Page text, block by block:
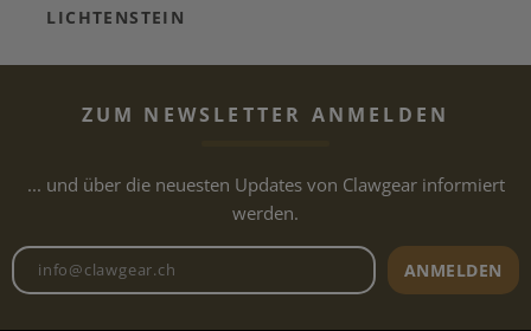
LICHTENSTEIN
ZUM NEWSLETTER ANMELDEN
... und über die neuesten Updates von Clawgear informiert
werden.
Newsletter E-Mail-Adresse
ANMELDEN